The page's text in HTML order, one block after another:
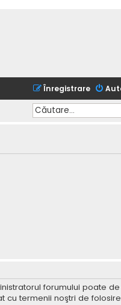
Înregistrare
forumului poate de
cu termenii noştri de